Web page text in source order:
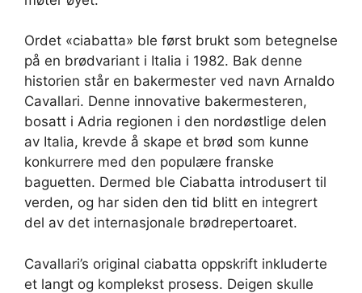
Ordet «ciabatta» ble først brukt som betegnelse
på en brødvariant i Italia i 1982. Bak denne
historien står en bakermester ved navn Arnaldo
Cavallari. Denne innovative bakermesteren,
bosatt i Adria regionen i den nordøstlige delen
av Italia, krevde å skape et brød som kunne
konkurrere med den populære franske
baguetten. Dermed ble Ciabatta introdusert til
verden, og har siden den tid blitt en integrert
del av det internasjonale brødrepertoaret.
Cavallari’s original ciabatta oppskrift inkluderte
et langt og komplekst prosess. Deigen skulle